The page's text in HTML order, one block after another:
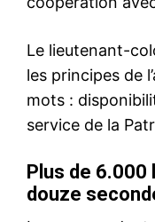
29 July 2026
In "Moyen-Orient"